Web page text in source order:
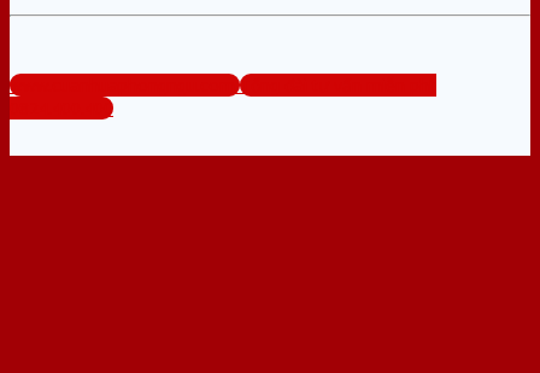
www.cuanhuaphongngu.com
Tổng đài tư vấn miễn phí:
0824.400.400